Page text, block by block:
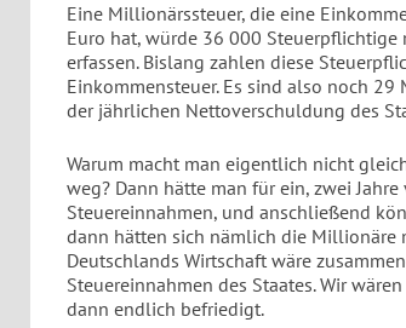
Eine Millionärssteuer, die eine
Euro hat, würde 36 000
erfassen. Bislang zahlen diese
Einkommensteuer. Es sind also noch
der jährlichen Nettoverschuldung des
Warum macht man eigentlich nicht
weg? Dann hätte man für ein, zwei
Steuereinnahmen, und anschließend
dann hätten sich nämlich die Millionäre
Deutschlands Wirtschaft wäre
Steuereinnahmen des Staates. Wir
dann endlich befriedigt.